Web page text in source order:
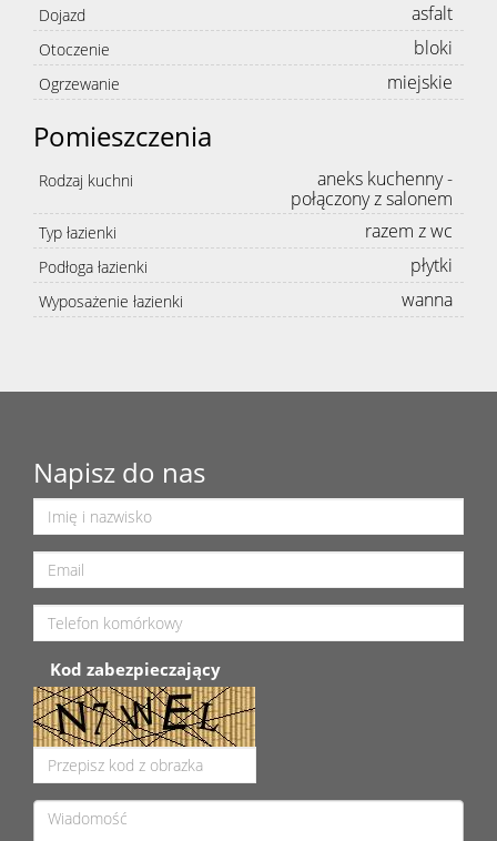
Dojazd asfalt
Otoczenie bloki
Ogrzewanie miejskie
Pomieszczenia
Rodzaj kuchni
aneks kuchenny -
połączony z salonem
Typ łazienki razem z wc
Podłoga łazienki płytki
Wyposażenie łazienki wanna
Napisz do nas
Kod zabezpieczający